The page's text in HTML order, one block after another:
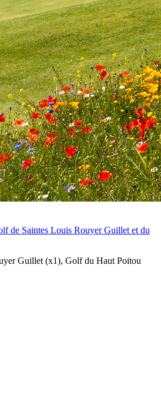
de Saintes Louis Rouyer Guillet et du
Guillet (x1), Golf du Haut Poitou